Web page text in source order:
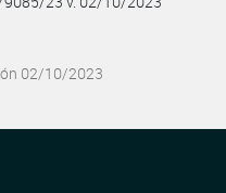
02/10/2023